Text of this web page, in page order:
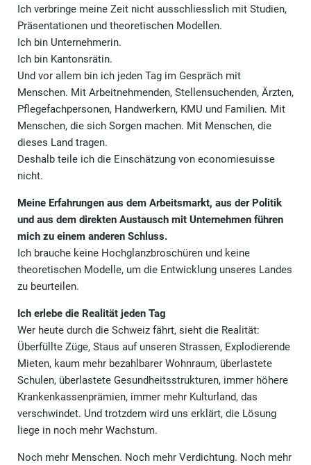
Ich verbringe meine Zeit nicht ausschliesslich mit Studien,
Präsentationen und theoretischen Modellen.
Ich bin Unternehmerin.
Ich bin Kantonsrätin.
Und vor allem bin ich jeden Tag im Gespräch mit
Menschen. Mit Arbeitnehmenden, Stellensuchenden, Ärzten,
Pflegefachpersonen, Handwerkern, KMU und Familien. Mit
Menschen, die sich Sorgen machen. Mit Menschen, die
dieses Land tragen.
Deshalb teile ich die Einschätzung von economiesuisse
nicht.
Meine Erfahrungen aus dem Arbeitsmarkt, aus der Politik
und aus dem direkten Austausch mit Unternehmen führen
mich zu einem anderen Schluss.
Ich brauche keine Hochglanzbroschüren und keine
theoretischen Modelle, um die Entwicklung unseres Landes
zu beurteilen.
Ich erlebe die Realität jeden Tag
Wer heute durch die Schweiz fährt, sieht die Realität:
Überfüllte Züge, Staus auf unseren Strassen, Explodierende
Mieten, kaum mehr bezahlbarer Wohnraum, überlastete
Schulen, überlastete Gesundheitsstrukturen, immer höhere
Krankenkassenprämien, immer mehr Kulturland, das
verschwindet. Und trotzdem wird uns erklärt, die Lösung
liege in noch mehr Wachstum.
Noch mehr Menschen. Noch mehr Verdichtung. Noch mehr